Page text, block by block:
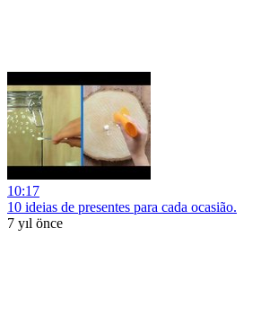
10:17
10 ideias de presentes para cada ocasião.
7 yıl önce